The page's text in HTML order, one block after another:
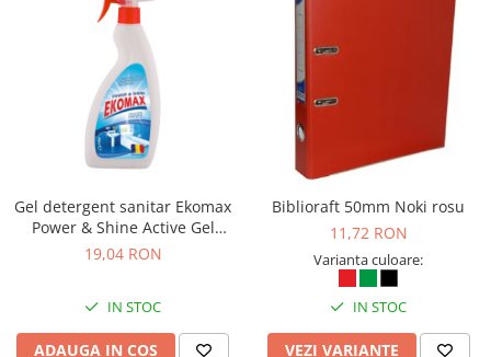
Gel detergent sanitar Ekomax
Power & Shine Active Gel
500ml
19,04 RON
IN STOC
ADAUGA IN COS
Biblioraft 50mm Noki rosu
11,72 RON
Varianta culoare:
IN STOC
VEZI VARIANTE